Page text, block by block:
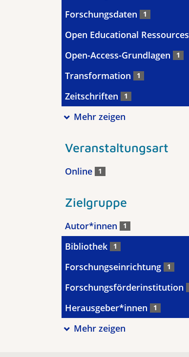
Forschungsdaten 1
Open Educational Ressources
Open-Access-Grundlagen 1
Transformation 1
Zeitschriften 1
Mehr zeigen
Veranstaltungsart
Online 1
Zielgruppe
Autor*innen 1
Bibliothek 1
Forschungseinrichtung 1
Forschungsförderinstitution
Herausgeber*innen 1
Mehr zeigen